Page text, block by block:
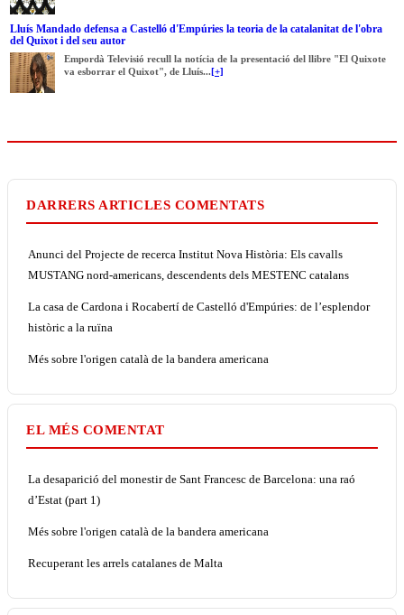
Lluís Mandado defensa a Castelló d'Empúries la teoria de la catalanitat de l'obra
del Quixot i del seu autor
Empordà Televisió recull la notícia de la presentació del llibre "El Quixote
va esborrar el Quixot", de Lluís... [+]
DARRERS ARTICLES COMENTATS
Anunci del Projecte de recerca Institut Nova Història: Els cavalls
MUSTANG nord-americans, descendents dels MESTENC catalans
La casa de Cardona i Rocabertí de Castelló d'Empúries: de l’esplendor
històric a la ruïna
Més sobre l'origen català de la bandera americana
EL MÉS COMENTAT
La desaparició del monestir de Sant Francesc de Barcelona: una raó
d’Estat (part 1)
Més sobre l'origen català de la bandera americana
Recuperant les arrels catalanes de Malta